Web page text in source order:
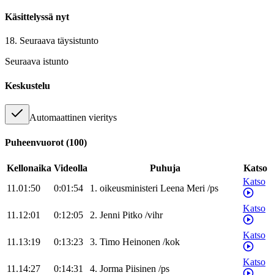
Käsittelyssä nyt
18. Seuraava täysistunto
Seuraava istunto
Keskustelu
Automaattinen vieritys
Puheenvuorot (100)
Kellonaika Videolla Puhuja
Katso
11.01:50
0:01:54 1. oikeusministeri Leena Meri /ps
Katso
11.12:01 0:12:05 2. Jenni Pitko /vihr
Katso
11.13:19 0:13:23 3. Timo Heinonen /kok
Katso
11.14:27 0:14:31 4. Jorma Piisinen /ps
Katso